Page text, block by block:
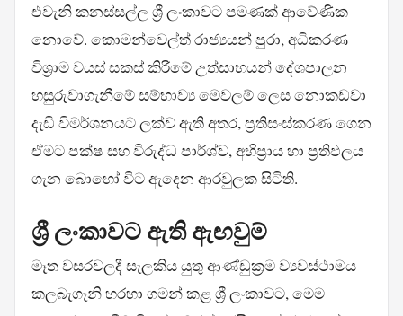
එවැනි කනස්සල්ල ශ්‍රී ලංකාවට පමණක් ආවේණික
නොවේ. කොමන්වෙල්ත් රාජ්‍යයන් පුරා, අධිකරණ
විශ්‍රාම වයස් සකස් කිරීමේ උත්සාහයන් දේශපාලන
හසුරුවාගැනීමේ සම්භාව්‍ය මෙවලම් ලෙස නොකඩවා
දැඩි විමර්ශනයට ලක්ව ඇති අතර, ප්‍රතිසංස්කරණ ගෙන
ඒමට පක්ෂ සහ විරුද්ධ පාර්ශ්ව, අභිප්‍රාය හා ප්‍රතිඵලය
ගැන බොහෝ විට ඇදෙන ආරවුලක සිටිති.
ශ්‍රී ලංකාවට ඇති ඇඟවුම්
මෑත වසරවලදී සැලකිය යුතු ආණ්ඩුක්‍රම ව්‍යවස්ථාමය
කලබැගෑනි හරහා ගමන් කළ ශ්‍රී ලංකාවට, මෙම